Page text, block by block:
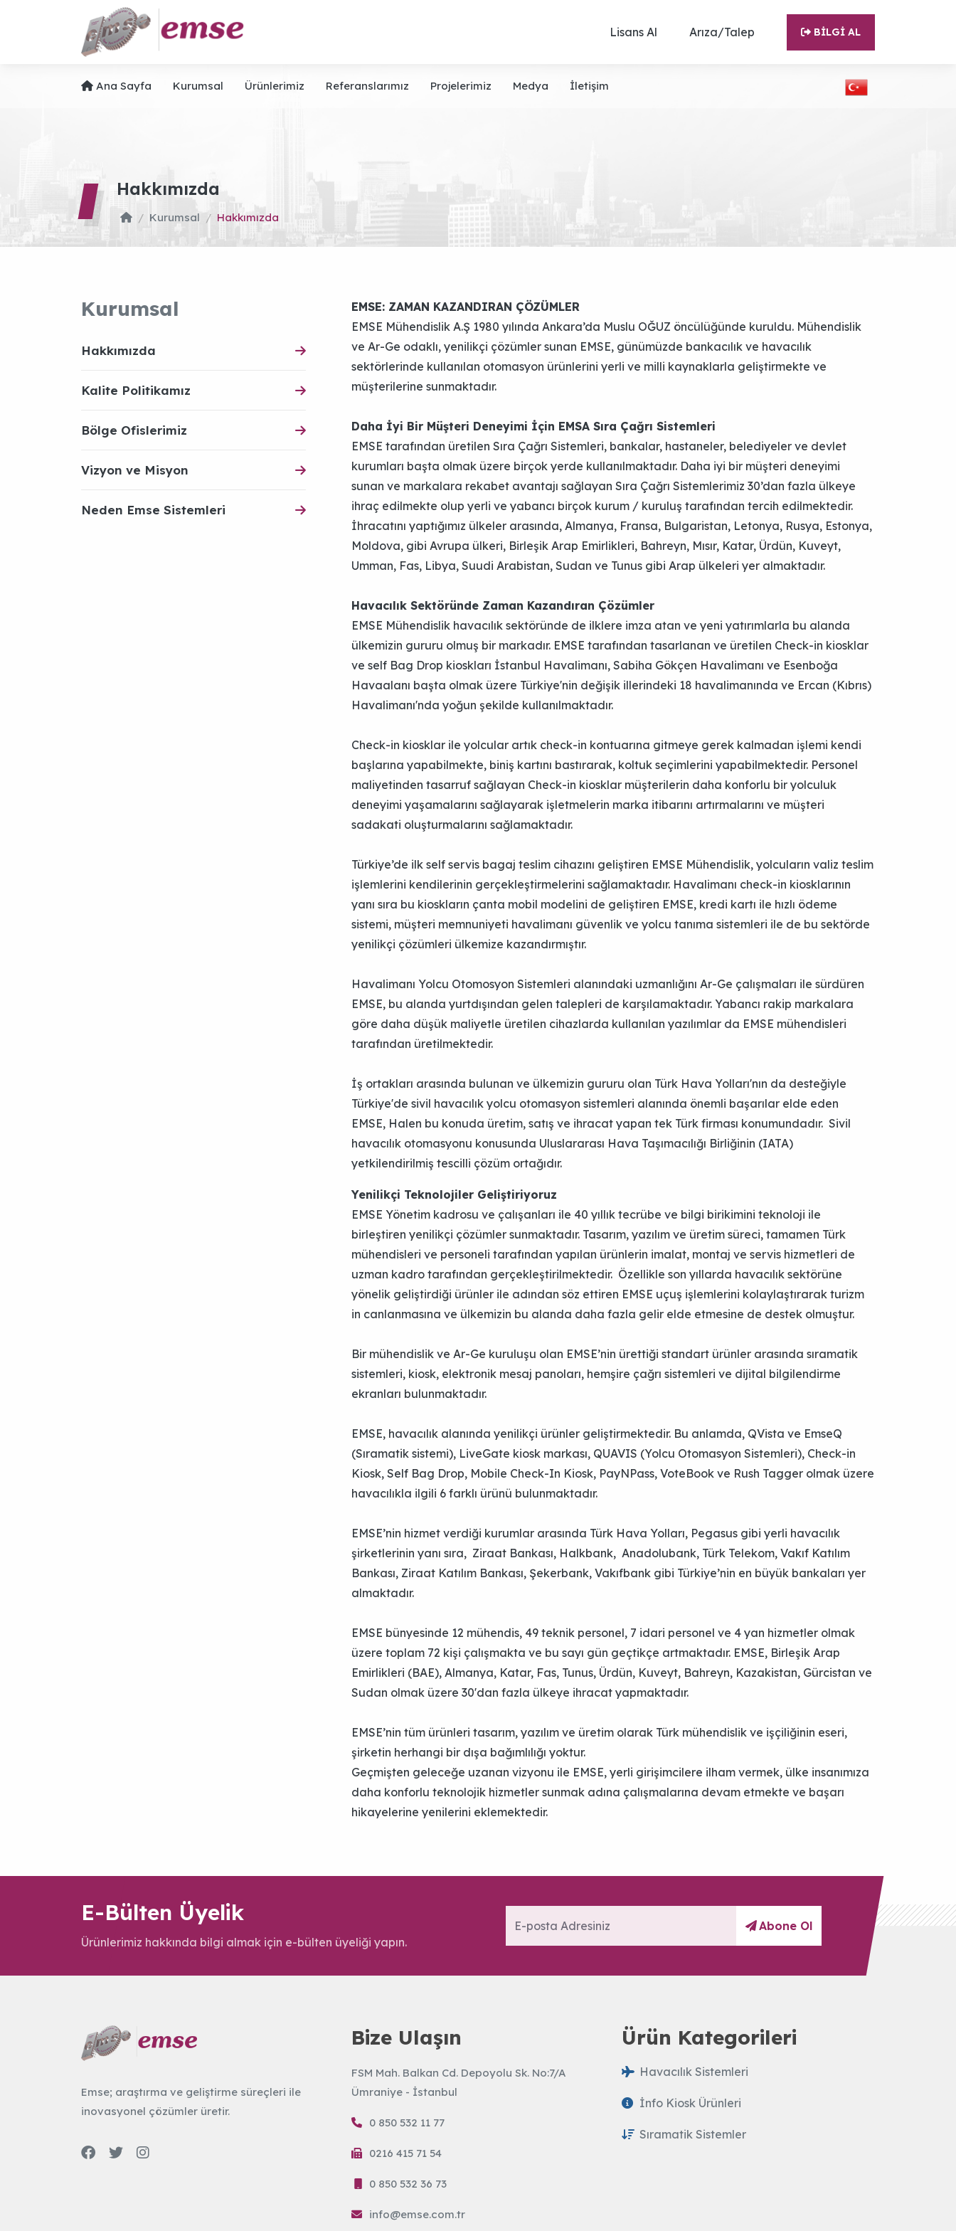
Lisans Al Arıza/Talep BILGI AL
Ana Sayfa Kurumsal Ürünlerimiz Referanslarımız Projelerimiz Medya İletişim
Hakkımızda
Kurumsal Hakkımızda
Kurumsal
Hakkımızda
Kalite Politikamız
Bölge Ofislerimiz
Vizyon ve Misyon
Neden Emse Sistemleri
EMSE: ZAMAN KAZANDIRAN ÇÖZÜMLER
EMSE Mühendislik A.Ş 1980 yılında Ankara’da Muslu OĞUZ öncülüğünde kuruldu. Mühendislik
ve Ar-Ge odaklı, yenilikçi çözümler sunan EMSE, günümüzde bankacılık ve havacılık
sektörlerinde kullanılan otomasyon ürünlerini yerli ve milli kaynaklarla geliştirmekte ve
müşterilerine sunmaktadır.
Daha İyi Bir Müşteri Deneyimi İçin EMSA Sıra Çağrı Sistemleri
EMSE tarafından üretilen Sıra Çağrı Sistemleri, bankalar, hastaneler, belediyeler ve devlet
kurumları başta olmak üzere birçok yerde kullanılmaktadır. Daha iyi bir müşteri deneyimi
sunan ve markalara rekabet avantajı sağlayan Sıra Çağrı Sistemlerimiz 30’dan fazla ülkeye
ihraç edilmekte olup yerli ve yabancı birçok kurum / kuruluş tarafından tercih edilmektedir.
İhracatını yaptığımız ülkeler arasında, Almanya, Fransa, Bulgaristan, Letonya, Rusya, Estonya,
Moldova, gibi Avrupa ülkeri, Birleşik Arap Emirlikleri, Bahreyn, Mısır, Katar, Ürdün, Kuveyt,
Umman, Fas, Libya, Suudi Arabistan, Sudan ve Tunus gibi Arap ülkeleri yer almaktadır.
Havacılık Sektöründe Zaman Kazandıran Çözümler
EMSE Mühendislik havacılık sektöründe de ilklere imza atan ve yeni yatırımlarla bu alanda
ülkemizin gururu olmuş bir markadır. EMSE tarafından tasarlanan ve üretilen Check-in kiosklar
ve self Bag Drop kioskları İstanbul Havalimanı, Sabiha Gökçen Havalimanı ve Esenboğa
Havaalanı başta olmak üzere Türkiye'nin değişik illerindeki 18 havalimanında ve Ercan (Kıbrıs)
Havalimanı'nda yoğun şekilde kullanılmaktadır.
Check-in kiosklar ile yolcular artık check-in kontuarına gitmeye gerek kalmadan işlemi kendi
başlarına yapabilmekte, biniş kartını bastırarak, koltuk seçimlerini yapabilmektedir. Personel
maliyetinden tasarruf sağlayan Check-in kiosklar müşterilerin daha konforlu bir yolculuk
deneyimi yaşamalarını sağlayarak işletmelerin marka itibarını artırmalarını ve müşteri
sadakati oluşturmalarını sağlamaktadır.
Türkiye’de ilk self servis bagaj teslim cihazını geliştiren EMSE Mühendislik, yolcuların valiz teslim
işlemlerini kendilerinin gerçekleştirmelerini sağlamaktadır. Havalimanı check-in kiosklarının
yanı sıra bu kioskların çanta mobil modelini de geliştiren EMSE, kredi kartı ile hızlı ödeme
sistemi, müşteri memnuniyeti havalimanı güvenlik ve yolcu tanıma sistemleri ile de bu sektörde
yenilikçi çözümleri ülkemize kazandırmıştır.
Havalimanı Yolcu Otomosyon Sistemleri alanındaki uzmanlığını Ar-Ge çalışmaları ile sürdüren
EMSE, bu alanda yurtdışından gelen talepleri de karşılamaktadır. Yabancı rakip markalara
göre daha düşük maliyetle üretilen cihazlarda kullanılan yazılımlar da EMSE mühendisleri
tarafından üretilmektedir.
İş ortakları arasında bulunan ve ülkemizin gururu olan Türk Hava Yolları'nın da desteğiyle
Türkiye'de sivil havacılık yolcu otomasyon sistemleri alanında önemli başarılar elde eden
EMSE, Halen bu konuda üretim, satış ve ihracat yapan tek Türk firması konumundadır. Sivil
havacılık otomasyonu konusunda Uluslararası Hava Taşımacılığı Birliğinin (IATA)
yetkilendirilmiş tescilli çözüm ortağıdır.
Yenilikçi Teknolojiler Geliştiriyoruz
EMSE Yönetim kadrosu ve çalışanları ile 40 yıllık tecrübe ve bilgi birikimini teknoloji ile
birleştiren yenilikçi çözümler sunmaktadır. Tasarım, yazılım ve üretim süreci, tamamen Türk
mühendisleri ve personeli tarafından yapılan ürünlerin imalat, montaj ve servis hizmetleri de
uzman kadro tarafından gerçekleştirilmektedir. Özellikle son yıllarda havacılık sektörüne
yönelik geliştirdiği ürünler ile adından söz ettiren EMSE uçuş işlemlerini kolaylaştırarak turizm
in canlanmasına ve ülkemizin bu alanda daha fazla gelir elde etmesine de destek olmuştur.
Bir mühendislik ve Ar-Ge kuruluşu olan EMSE’nin ürettiği standart ürünler arasında sıramatik
sistemleri, kiosk, elektronik mesaj panoları, hemşire çağrı sistemleri ve dijital bilgilendirme
ekranları bulunmaktadır.
EMSE, havacılık alanında yenilikçi ürünler geliştirmektedir. Bu anlamda, QVista ve EmseQ
(Sıramatik sistemi), LiveGate kiosk markası, QUAVIS (Yolcu Otomasyon Sistemleri), Check-in
Kiosk, Self Bag Drop, Mobile Check-In Kiosk, PayNPass, VoteBook ve Rush Tagger olmak üzere
havacılıkla ilgili 6 farklı ürünü bulunmaktadır.
EMSE’nin hizmet verdiği kurumlar arasında Türk Hava Yolları, Pegasus gibi yerli havacılık
şirketlerinin yanı sıra, Ziraat Bankası, Halkbank, Anadolubank, Türk Telekom, Vakıf Katılım
Bankası, Ziraat Katılım Bankası, Şekerbank, Vakıfbank gibi Türkiye’nin en büyük bankaları yer
almaktadır.
EMSE bünyesinde 12 mühendis, 49 teknik personel, 7 idari personel ve 4 yan hizmetler olmak
üzere toplam 72 kişi çalışmakta ve bu sayı gün geçtikçe artmaktadır. EMSE, Birleşik Arap
Emirlikleri (BAE), Almanya, Katar, Fas, Tunus, Ürdün, Kuveyt, Bahreyn, Kazakistan, Gürcistan ve
Sudan olmak üzere 30'dan fazla ülkeye ihracat yapmaktadır.
EMSE’nin tüm ürünleri tasarım, yazılım ve üretim olarak Türk mühendislik ve işçiliğinin eseri,
şirketin herhangi bir dışa bağımlılığı yoktur.
Geçmişten geleceğe uzanan vizyonu ile EMSE, yerli girişimcilere ilham vermek, ülke insanımıza
daha konforlu teknolojik hizmetler sunmak adına çalışmalarına devam etmekte ve başarı
hikayelerine yenilerini eklemektedir.
E-Bülten Üyelik
Ürünlerimiz hakkında bilgi almak için e-bülten üyeliği yapın.
Abone Ol
Emse; araştırma ve geliştirme süreçleri ile
inovasyonel çözümler üretir.
Bize Ulaşın
FSM Mah. Balkan Cd. Depoyolu Sk. No:7/A
Ümraniye - İstanbul
0 850 532 11 77
0216 415 71 54
0 850 532 36 73
info@emse.com.tr
Ürün Kategorileri
Havacılık Sistemleri
İnfo Kiosk Ürünleri
Sıramatik Sistemler